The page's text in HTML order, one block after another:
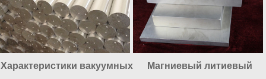
Характеристики вакуумных
Магниевый литиевый